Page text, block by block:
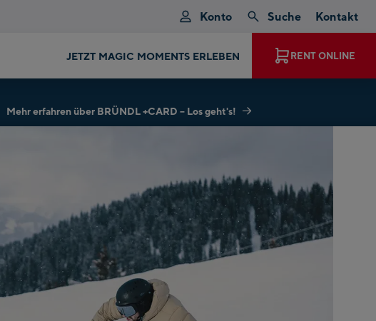
Konto Suche Kontakt
JETZT MAGIC MOMENTS ERLEBEN RENT ONLINE
Mehr erfahren über BRÜNDL +CARD – Los geht's!